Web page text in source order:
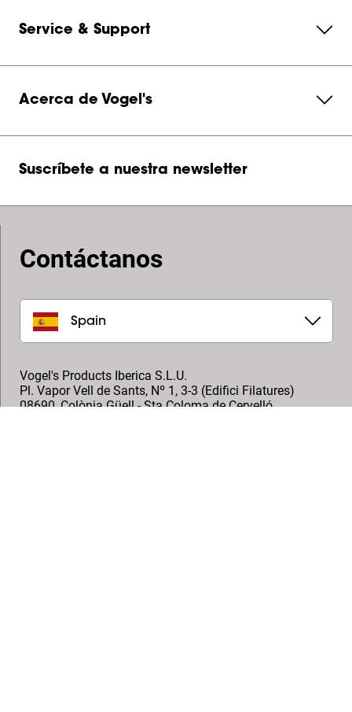
Service & Support
Acerca de Vogel's
Suscríbete a nuestra newsletter
Contáctanos
Spain
Vogel's Products Iberica S.L.U.
Pl. Vapor Vell de Sants, Nº 1, 3-3 (Edifici Filatures)
08690,Colònia Güell - Sta Coloma de Cervelló